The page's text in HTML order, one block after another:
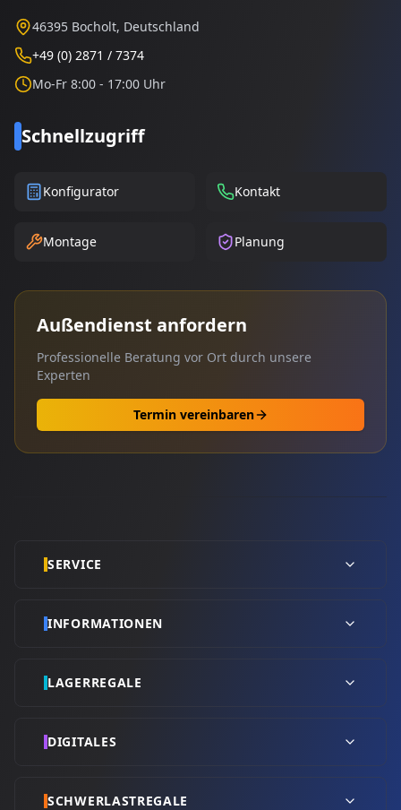
46395 Bocholt, Deutschland
+49 (0) 2871 / 7374
Mo-Fr 8:00 - 17:00 Uhr
Schnellzugriff
Konfigurator Kontakt
Montage Planung
Außendienst anfordern
Professionelle Beratung vor Ort durch unsere
Experten
Termin vereinbaren
SERVICE
INFORMATIONEN
LAGERREGALE
DIGITALES
SCHWERLASTREGALE